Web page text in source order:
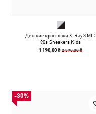
Детские кроссовки X-Ray 3 MID
90s Sneakers Kids
1 190,00 ₴2 390,00 ₴
-30%